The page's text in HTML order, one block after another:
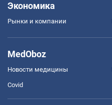
Экономика
Рынки и компании
MedOboz
Новости медицины
Covid